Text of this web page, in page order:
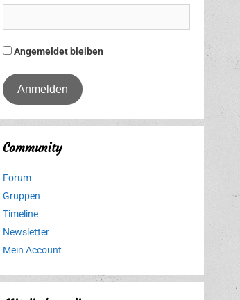
Angemeldet bleiben
Community
Forum
Gruppen
Timeline
Newsletter
Mein Account